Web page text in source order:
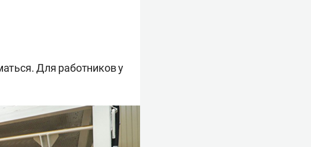
Для работников у